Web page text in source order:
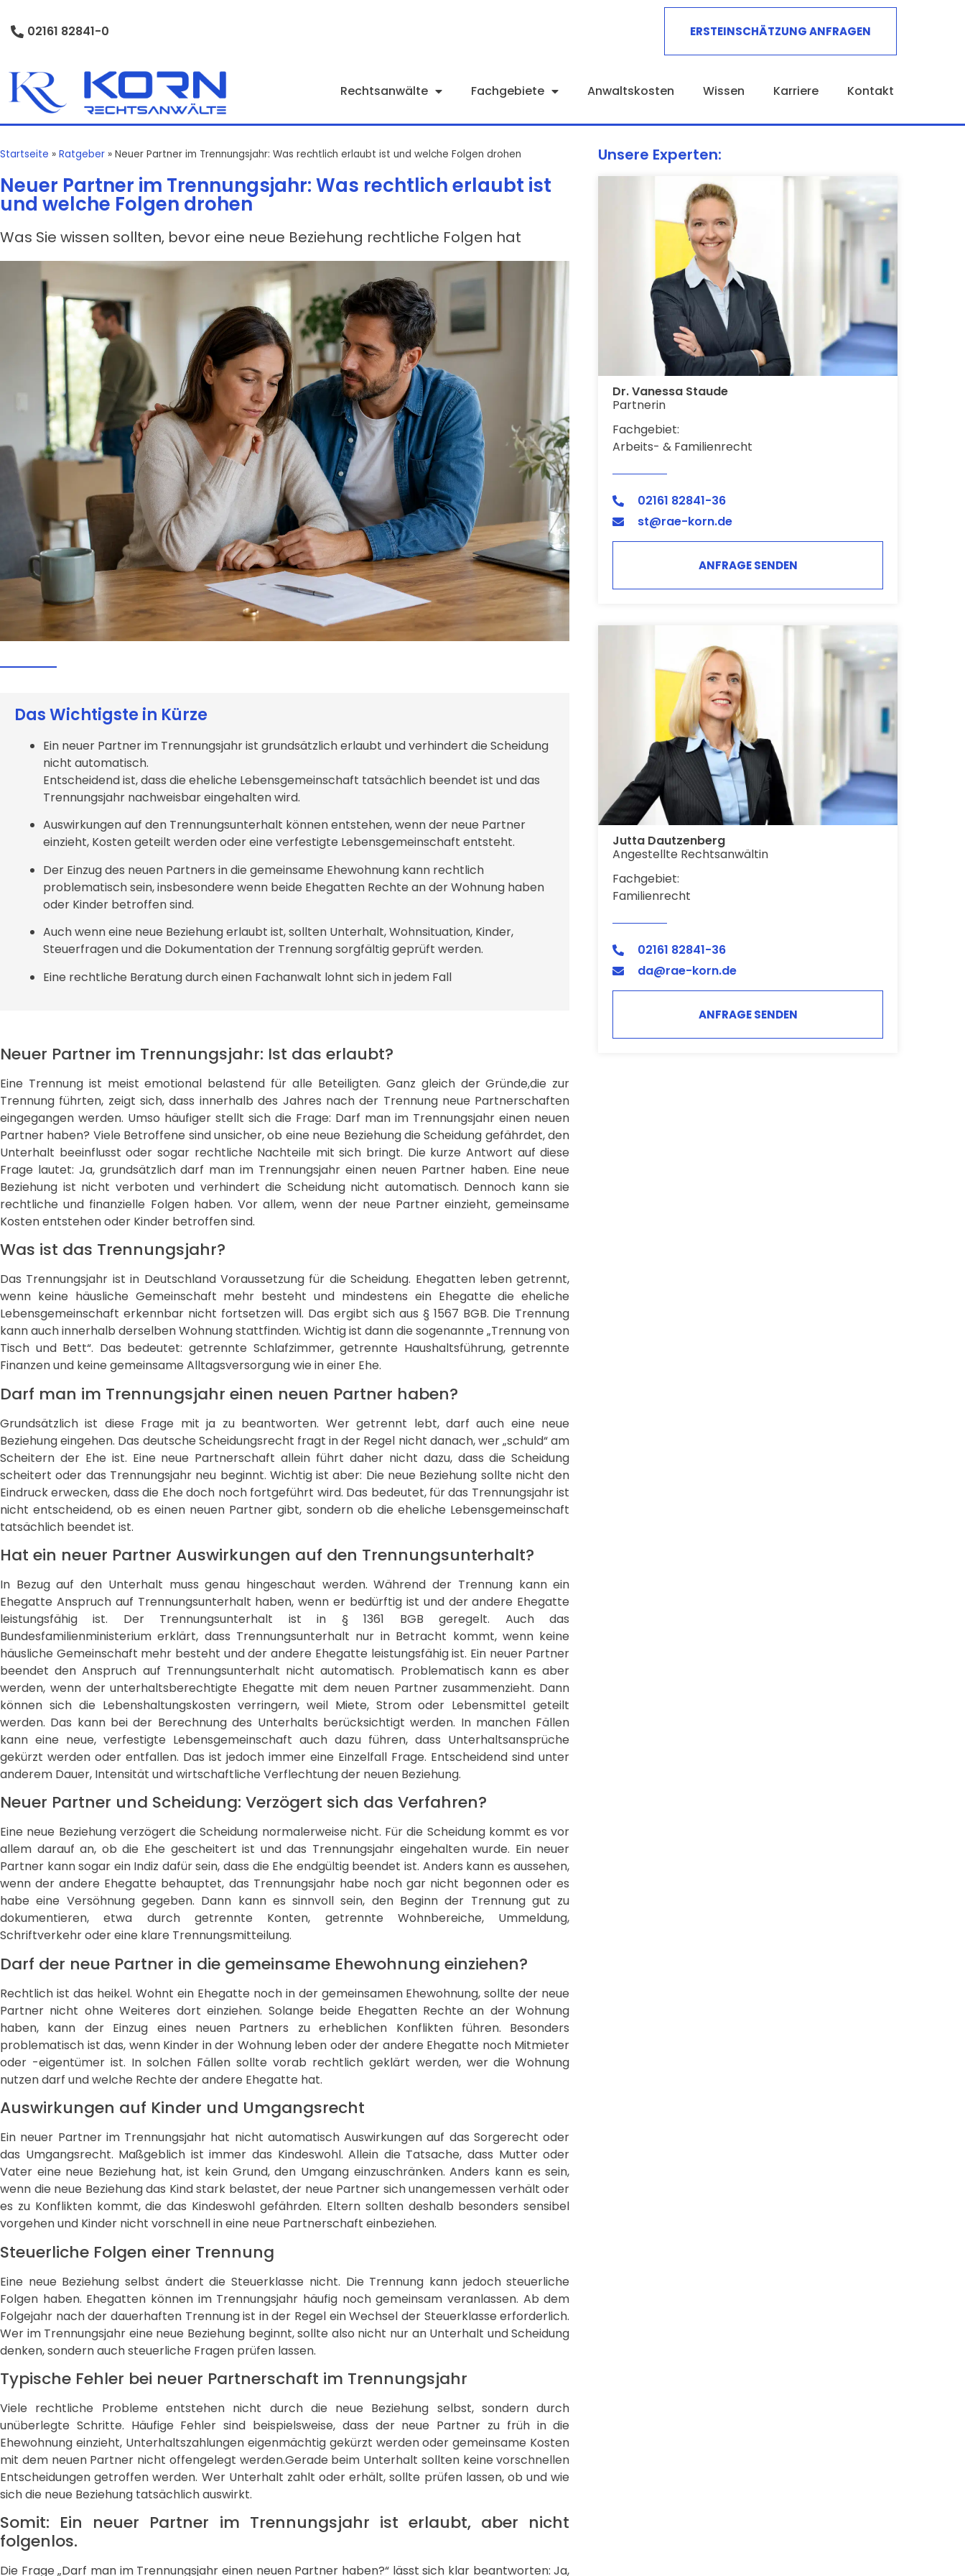
02161 82841-0 ERSTEINSCHÄTZUNG ANFRAGEN
Rechtsanwälte Fachgebiete Anwaltskosten Wissen Karriere Kontakt
Startseite » Ratgeber » Neuer Partner im Trennungsjahr: Was rechtlich erlaubt ist und welche Folgen drohen
Neuer Partner im Trennungsjahr: Was rechtlich erlaubt ist
und welche Folgen drohen
Was Sie wissen sollten, bevor eine neue Beziehung rechtliche Folgen hat
Das Wichtigste in Kürze
Ein neuer Partner im Trennungsjahr ist grundsätzlich erlaubt und verhindert die Scheidung
nicht automatisch.
Entscheidend ist, dass die eheliche Lebensgemeinschaft tatsächlich beendet ist und das
Trennungsjahr nachweisbar eingehalten wird.
Auswirkungen auf den Trennungsunterhalt können entstehen, wenn der neue Partner
einzieht, Kosten geteilt werden oder eine verfestigte Lebensgemeinschaft entsteht.
Der Einzug des neuen Partners in die gemeinsame Ehewohnung kann rechtlich
problematisch sein, insbesondere wenn beide Ehegatten Rechte an der Wohnung haben
oder Kinder betroffen sind.
Auch wenn eine neue Beziehung erlaubt ist, sollten Unterhalt, Wohnsituation, Kinder,
Steuerfragen und die Dokumentation der Trennung sorgfältig geprüft werden.
Eine rechtliche Beratung durch einen Fachanwalt lohnt sich in jedem Fall
Neuer Partner im Trennungsjahr: Ist das erlaubt?
Eine Trennung ist meist emotional belastend für alle Beteiligten. Ganz gleich der Gründe,die zur
Trennung führten, zeigt sich, dass innerhalb des Jahres nach der Trennung neue Partnerschaften
eingegangen werden. Umso häufiger stellt sich die Frage: Darf man im Trennungsjahr einen neuen
Partner haben? Viele Betroffene sind unsicher, ob eine neue Beziehung die Scheidung gefährdet, den
Unterhalt beeinflusst oder sogar rechtliche Nachteile mit sich bringt. Die kurze Antwort auf diese
Frage lautet: Ja, grundsätzlich darf man im Trennungsjahr einen neuen Partner haben. Eine neue
Beziehung ist nicht verboten und verhindert die Scheidung nicht automatisch. Dennoch kann sie
rechtliche und finanzielle Folgen haben. Vor allem, wenn der neue Partner einzieht, gemeinsame
Kosten entstehen oder Kinder betroffen sind.
Was ist das Trennungsjahr?
Das Trennungsjahr ist in Deutschland Voraussetzung für die Scheidung. Ehegatten leben getrennt,
wenn keine häusliche Gemeinschaft mehr besteht und mindestens ein Ehegatte die eheliche
Lebensgemeinschaft erkennbar nicht fortsetzen will. Das ergibt sich aus § 1567 BGB. Die Trennung
kann auch innerhalb derselben Wohnung stattfinden. Wichtig ist dann die sogenannte „Trennung von
Tisch und Bett“. Das bedeutet: getrennte Schlafzimmer, getrennte Haushaltsführung, getrennte
Finanzen und keine gemeinsame Alltagsversorgung wie in einer Ehe.
Darf man im Trennungsjahr einen neuen Partner haben?
Grundsätzlich ist diese Frage mit ja zu beantworten. Wer getrennt lebt, darf auch eine neue
Beziehung eingehen. Das deutsche Scheidungsrecht fragt in der Regel nicht danach, wer „schuld“ am
Scheitern der Ehe ist. Eine neue Partnerschaft allein führt daher nicht dazu, dass die Scheidung
scheitert oder das Trennungsjahr neu beginnt. Wichtig ist aber: Die neue Beziehung sollte nicht den
Eindruck erwecken, dass die Ehe doch noch fortgeführt wird. Das bedeutet, für das Trennungsjahr ist
nicht entscheidend, ob es einen neuen Partner gibt, sondern ob die eheliche Lebensgemeinschaft
tatsächlich beendet ist.
Hat ein neuer Partner Auswirkungen auf den Trennungsunterhalt?
In Bezug auf den Unterhalt muss genau hingeschaut werden. Während der Trennung kann ein
Ehegatte Anspruch auf Trennungsunterhalt haben, wenn er bedürftig ist und der andere Ehegatte
leistungsfähig ist. Der Trennungsunterhalt ist in § 1361 BGB geregelt. Auch das
Bundesfamilienministerium erklärt, dass Trennungsunterhalt nur in Betracht kommt, wenn keine
häusliche Gemeinschaft mehr besteht und der andere Ehegatte leistungsfähig ist. Ein neuer Partner
beendet den Anspruch auf Trennungsunterhalt nicht automatisch. Problematisch kann es aber
werden, wenn der unterhaltsberechtigte Ehegatte mit dem neuen Partner zusammenzieht. Dann
können sich die Lebenshaltungskosten verringern, weil Miete, Strom oder Lebensmittel geteilt
werden. Das kann bei der Berechnung des Unterhalts berücksichtigt werden. In manchen Fällen
kann eine neue, verfestigte Lebensgemeinschaft auch dazu führen, dass Unterhaltsansprüche
gekürzt werden oder entfallen. Das ist jedoch immer eine Einzelfall Frage. Entscheidend sind unter
anderem Dauer, Intensität und wirtschaftliche Verflechtung der neuen Beziehung.
Neuer Partner und Scheidung: Verzögert sich das Verfahren?
Eine neue Beziehung verzögert die Scheidung normalerweise nicht. Für die Scheidung kommt es vor
allem darauf an, ob die Ehe gescheitert ist und das Trennungsjahr eingehalten wurde. Ein neuer
Partner kann sogar ein Indiz dafür sein, dass die Ehe endgültig beendet ist. Anders kann es aussehen,
wenn der andere Ehegatte behauptet, das Trennungsjahr habe noch gar nicht begonnen oder es
habe eine Versöhnung gegeben. Dann kann es sinnvoll sein, den Beginn der Trennung gut zu
dokumentieren, etwa durch getrennte Konten, getrennte Wohnbereiche, Ummeldung,
Schriftverkehr oder eine klare Trennungsmitteilung.
Darf der neue Partner in die gemeinsame Ehewohnung einziehen?
Rechtlich ist das heikel. Wohnt ein Ehegatte noch in der gemeinsamen Ehewohnung, sollte der neue
Partner nicht ohne Weiteres dort einziehen. Solange beide Ehegatten Rechte an der Wohnung
haben, kann der Einzug eines neuen Partners zu erheblichen Konflikten führen. Besonders
problematisch ist das, wenn Kinder in der Wohnung leben oder der andere Ehegatte noch Mitmieter
oder -eigentümer ist. In solchen Fällen sollte vorab rechtlich geklärt werden, wer die Wohnung
nutzen darf und welche Rechte der andere Ehegatte hat.
Auswirkungen auf Kinder und Umgangsrecht
Ein neuer Partner im Trennungsjahr hat nicht automatisch Auswirkungen auf das Sorgerecht oder
das Umgangsrecht. Maßgeblich ist immer das Kindeswohl. Allein die Tatsache, dass Mutter oder
Vater eine neue Beziehung hat, ist kein Grund, den Umgang einzuschränken. Anders kann es sein,
wenn die neue Beziehung das Kind stark belastet, der neue Partner sich unangemessen verhält oder
es zu Konflikten kommt, die das Kindeswohl gefährden. Eltern sollten deshalb besonders sensibel
vorgehen und Kinder nicht vorschnell in eine neue Partnerschaft einbeziehen.
Steuerliche Folgen einer Trennung
Eine neue Beziehung selbst ändert die Steuerklasse nicht. Die Trennung kann jedoch steuerliche
Folgen haben. Ehegatten können im Trennungsjahr häufig noch gemeinsam veranlassen. Ab dem
Folgejahr nach der dauerhaften Trennung ist in der Regel ein Wechsel der Steuerklasse erforderlich.
Wer im Trennungsjahr eine neue Beziehung beginnt, sollte also nicht nur an Unterhalt und Scheidung
denken, sondern auch steuerliche Fragen prüfen lassen.
Typische Fehler bei neuer Partnerschaft im Trennungsjahr
Viele rechtliche Probleme entstehen nicht durch die neue Beziehung selbst, sondern durch
unüberlegte Schritte. Häufige Fehler sind beispielsweise, dass der neue Partner zu früh in die
Ehewohnung einzieht, Unterhaltszahlungen eigenmächtig gekürzt werden oder gemeinsame Kosten
mit dem neuen Partner nicht offengelegt werden.Gerade beim Unterhalt sollten keine vorschnellen
Entscheidungen getroffen werden. Wer Unterhalt zahlt oder erhält, sollte prüfen lassen, ob und wie
sich die neue Beziehung tatsächlich auswirkt.
Somit: Ein neuer Partner im Trennungsjahr ist erlaubt, aber nicht
folgenlos.
Die Frage „Darf man im Trennungsjahr einen neuen Partner haben?“ lässt sich klar beantworten: Ja,
Unsere Experten:
Dr. Vanessa Staude
Partnerin
Fachgebiet:
Arbeits- & Familienrecht
02161 82841-36
st@rae-korn.de
ANFRAGE SENDEN
Jutta Dautzenberg
Angestellte Rechtsanwältin
Fachgebiet:
Familienrecht
02161 82841-36
da@rae-korn.de
ANFRAGE SENDEN